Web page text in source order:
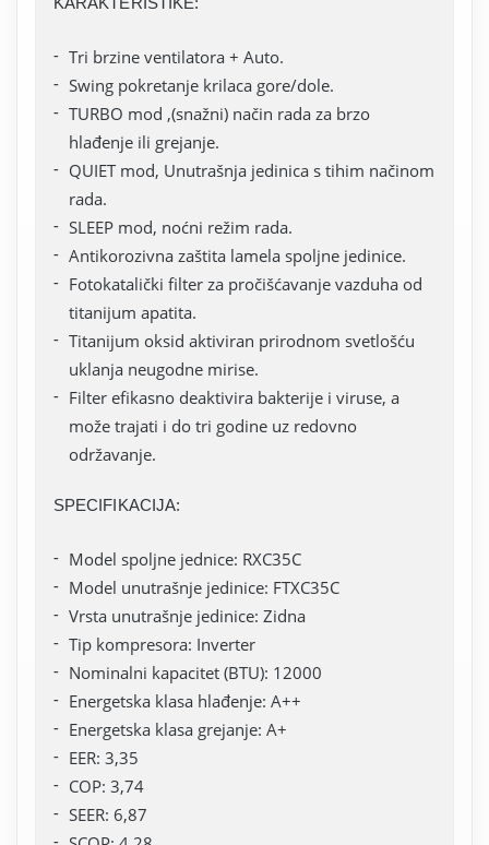
Tri brzine ventilatora + Auto.
Swing pokretanje krilaca gore/dole.
TURBO mod ,(snažni) način rada za brzo
hlađenje ili grejanje.
QUIET mod, Unutrašnja jedinica s tihim načinom
rada.
SLEEP mod, noćni režim rada.
Antikorozivna zaštita lamela spoljne jedinice.
Fotokatalički filter za pročišćavanje vazduha od
titanijum apatita.
Titanijum oksid aktiviran prirodnom svetlošću
uklanja neugodne mirise.
Filter efikasno deaktivira bakterije i viruse, a
može trajati i do tri godine uz redovno
održavanje.
SPECIFIKACIJA:
Model spoljne jednice: RXC35C
Model unutrašnje jedinice: FTXC35C
Vrsta unutrašnje jedinice: Zidna
Tip kompresora: Inverter
Nominalni kapacitet (BTU): 12000
Energetska klasa hlađenje: A++
Energetska klasa grejanje: A+
EER: 3,35
COP: 3,74
SEER: 6,87